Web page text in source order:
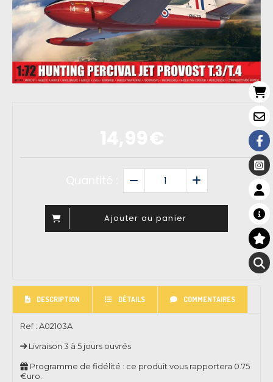
Ajouter au panier
DESCRIPTION DÉTAILS COMMENTAIRES
Ref : A02103A
Livraison 3 à 5 jours ouvrés
Programme de fidélité : ce produit vous rapportera 0.75
€uro.